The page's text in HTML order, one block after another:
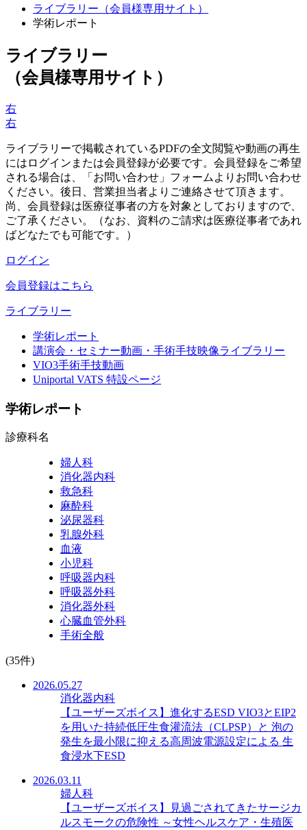
ライブラリー（会員様専用サイト）
学術レポート
ライブラリー
（会員様専用サイト）
右
右
ライブラリーで掲載されているPDFの全文閲覧や動画の再生
にはログインまたは会員登録が必要です。会員登録をご希望
される場合は、「お問い合わせ」フォームよりお問い合わせ
ください。後日、営業担当者よりご連絡させて頂きます。
尚、会員登録は医療従事者の方を対象としておりますので、
ご了承ください。（なお、資料のご請求は医療従事者であれ
ばどなたでも可能です。）
ログイン
会員登録はこちら
ライブラリー
学術レポート
講演会・セミナー動画・手術手技映像ライブラリー
VIO3手術手技動画
Uniportal VATS 特設ページ
学術レポート
診療科名
婦人科
消化器内科
救急科
麻酔科
泌尿器科
乳腺外科
血液
小児科
呼吸器内科
呼吸器外科
消化器外科
心臓血管外科
手術全般
(35件)
2026.05.27
消化器内科
【ユーザーズボイス】進化するESD VIO3とEIP2
を用いた持続低圧生食灌流法（CLPSP）と 泡の
発生を最小限に抑える高周波電源設定による 生
食浸水下ESD
2026.03.11
婦人科
【ユーザーズボイス】見過ごされてきたサージカ
ルスモークの危険性 ～女性ヘルスケア・生殖医